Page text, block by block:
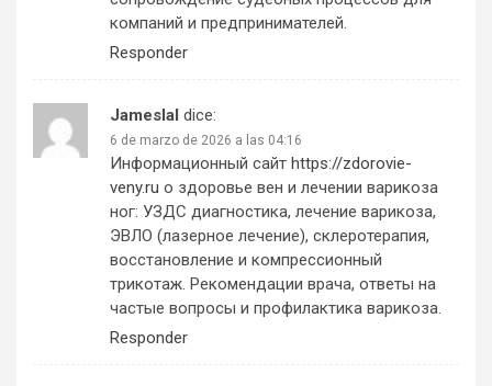
компаний и предпринимателей.
Responder
Jameslal dice:
6 de marzo de 2026 a las 04:16
Информационный сайт https://zdorovie-
veny.ru о здоровье вен и лечении варикоза
ног: УЗДС диагностика, лечение варикоза,
ЭВЛО (лазерное лечение), склеротерапия,
восстановление и компрессионный
трикотаж. Рекомендации врача, ответы на
частые вопросы и профилактика варикоза.
Responder